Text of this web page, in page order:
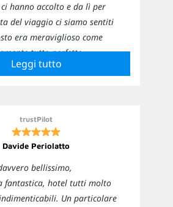
hanno accolto e da lì per
del viaggio ci siamo sentiti
era meraviglioso come
tutto perfetto
ci affideremo nuovamente a
Leggi tutto
trustPilot
Davide Periolatto
bellissimo,
fantastica, hotel tutti molto
Un particolare